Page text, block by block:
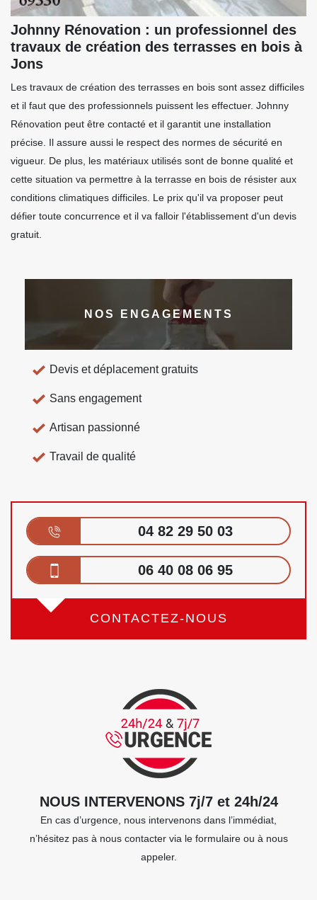
Johnny Rénovation : un professionnel des
travaux de création des terrasses en bois à
Jons
Les travaux de création des terrasses en bois sont assez difficiles
et il faut que des professionnels puissent les effectuer. Johnny
Rénovation peut être contacté et il garantit une installation
précise. Il assure aussi le respect des normes de sécurité en
vigueur. De plus, les matériaux utilisés sont de bonne qualité et
cette situation va permettre à la terrasse en bois de résister aux
conditions climatiques difficiles. Le prix qu'il va proposer peut
défier toute concurrence et il va falloir l'établissement d'un devis
gratuit.
NOS ENGAGEMENTS
Devis et déplacement gratuits
Sans engagement
Artisan passionné
Travail de qualité
04 82 29 50 03
06 40 08 06 95
CONTACTEZ-NOUS
NOUS INTERVENONS 7j/7 et 24h/24
En cas d’urgence, nous intervenons dans l’immédiat,
n’hésitez pas à nous contacter via le formulaire ou à nous
appeler.